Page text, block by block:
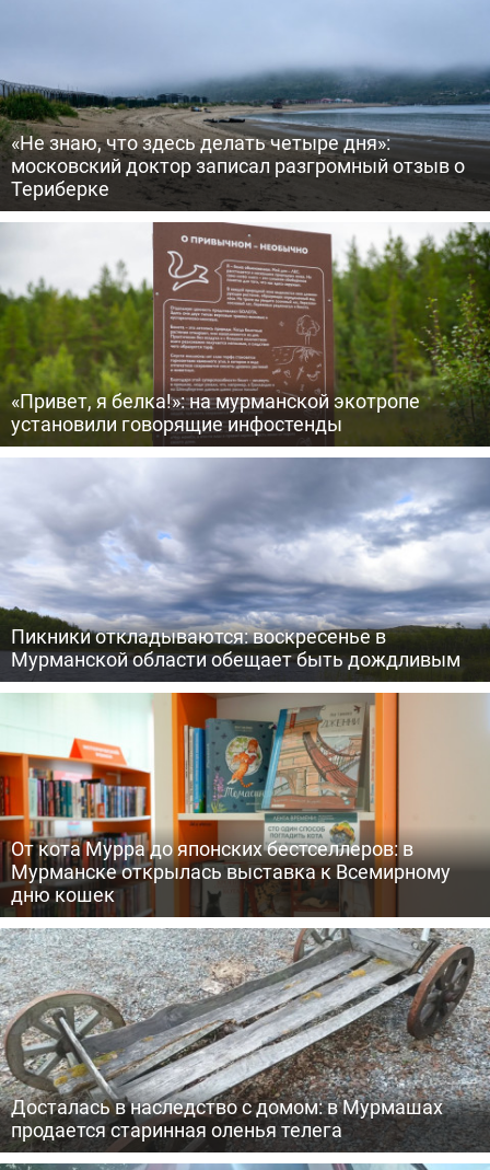
«Не знаю, что здесь делать четыре дня»:
московский доктор записал разгромный отзыв о
Териберке
«Привет, я белка!»: на мурманской экотропе
установили говорящие инфостенды
Пикники откладываются: воскресенье в
Мурманской области обещает быть дождливым
От кота Мурра до японских бестселлеров: в
Мурманске открылась выставка к Всемирному
дню кошек
Досталась в наследство с домом: в Мурмашах
продается старинная оленья телега